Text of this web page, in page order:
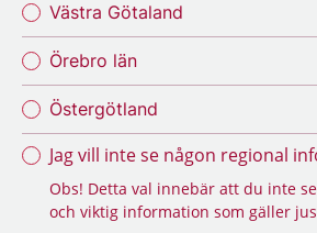
Västra Götaland
Örebro län
Östergötland
Jag vill inte se någon regional
Obs! Detta val innebär att du inte
och viktig information som gäller